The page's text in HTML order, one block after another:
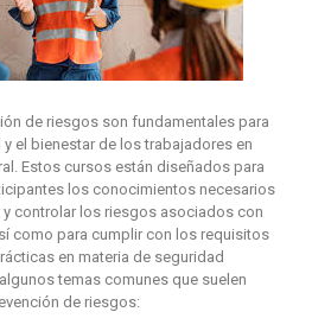
de riesgos son fundamentales para
el bienestar de los trabajadores en
Estos cursos están diseñados para
los conocimientos necesarios
y controlar los riesgos asociados con
como para cumplir con los requisitos
en materia de seguridad
temas comunes que suelen
de riesgos: